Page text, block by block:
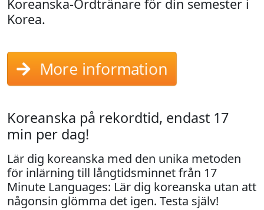
Koreanska-Ordtränare för din semester i
Korea.
More information
Koreanska på rekordtid, endast 17
min per dag!
Lär dig koreanska med den unika metoden
för inlärning till långtidsminnet från 17
Minute Languages: Lär dig koreanska utan att
någonsin glömma det igen. Testa själv!